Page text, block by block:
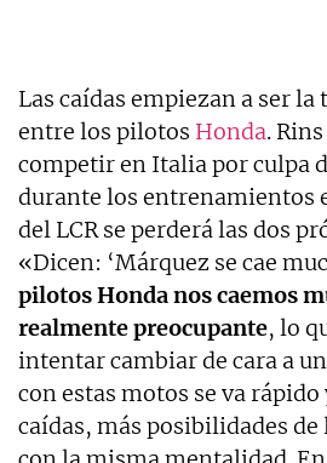
Las caídas empiezan a ser
entre los pilotos Honda.
competir en Italia por culpa
durante los entrenamientos
del LCR se perderá las dos
«Dicen: ‘Márquez se cae
pilotos Honda nos caemos
realmente preocupante, lo
intentar cambiar de cara a
con estas motos se va
caídas, más posibilidades de